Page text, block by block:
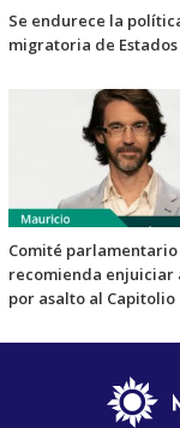
Se endurece la
migratoria de
Comité parlamentario
recomienda enjuiciar
por asalto al Capitolio